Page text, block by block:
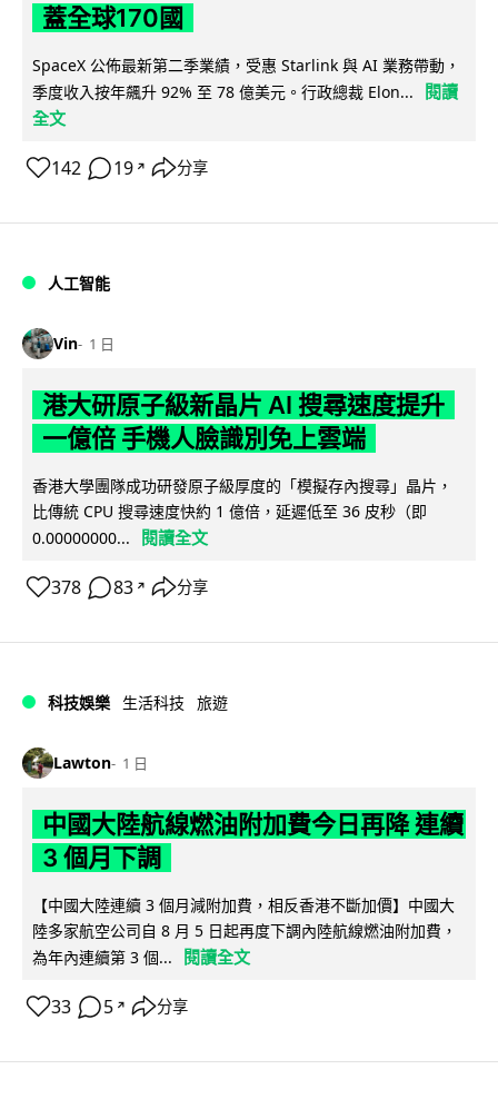
蓋全球170國
SpaceX 公佈最新第二季業績，受惠 Starlink 與 AI 業務帶動，
季度收入按年飆升 92% 至 78 億美元。行政總裁 Elon...
閱讀
全文
142 19 ↗ 分享
人工智能
Vin 1 日
港大研原子級新晶片 AI 搜尋速度提升
一億倍 手機人臉識別免上雲端
香港大學團隊成功研發原子級厚度的「模擬存內搜尋」晶片，
比傳統 CPU 搜尋速度快約 1 億倍，延遲低至 36 皮秒（即
0.00000000...
閱讀全文
378 83 ↗ 分享
科技娛樂 生活科技 旅遊
Lawton 1 日
中國大陸航線燃油附加費今日再降 連續
3 個月下調
【中國大陸連續 3 個月減附加費，相反香港不斷加價】中國大
陸多家航空公司自 8 月 5 日起再度下調內陸航線燃油附加費，
為年內連續第 3 個...
閱讀全文
33 5 ↗ 分享